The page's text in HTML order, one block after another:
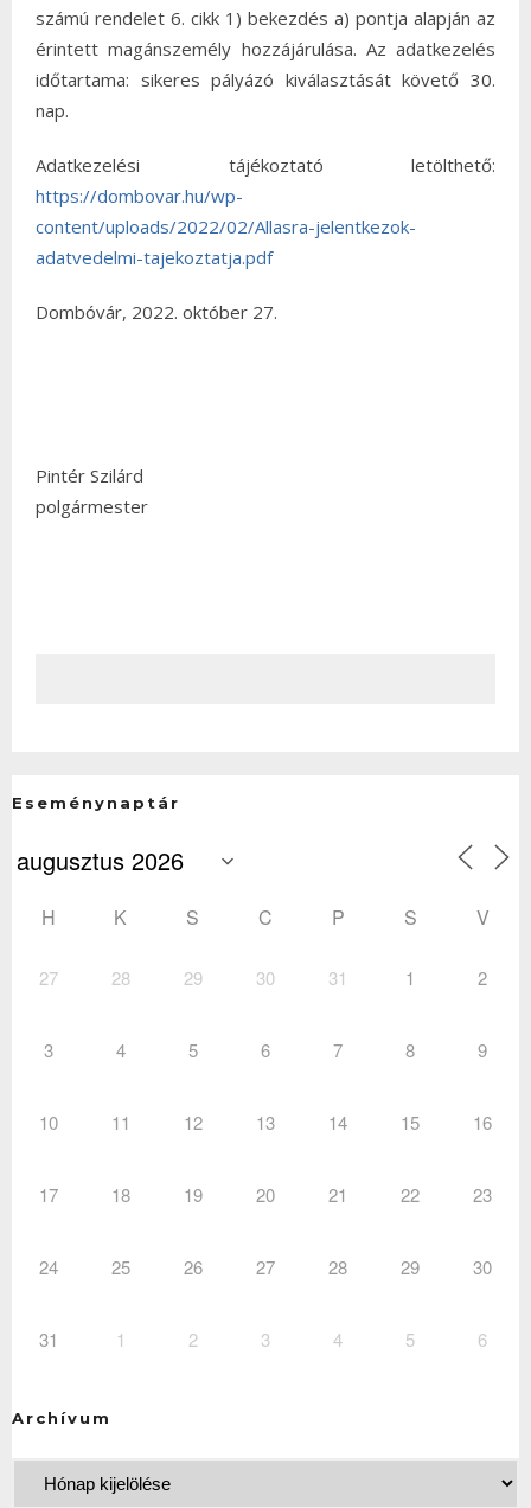
számú rendelet 6. cikk 1) bekezdés a) pontja alapján az
érintett magánszemély hozzájárulása. Az adatkezelés
időtartama: sikeres pályázó kiválasztását követő 30.
nap.
Adatkezelési tájékoztató letölthető:
https://dombovar.hu/wp-
content/uploads/2022/02/Allasra-jelentkezok-
adatvedelmi-tajekoztatja.pdf
Dombóvár, 2022. október 27.
Pintér Szilárd
polgármester
Eseménynaptár
H K S C P S V
27 28 29 30 31 1 2
3 4 5 6 7 8 9
10 11 12 13 14 15 16
17 18 19 20 21 22 23
24 25 26 27 28 29 30
31 1 2 3 4 5 6
Archívum